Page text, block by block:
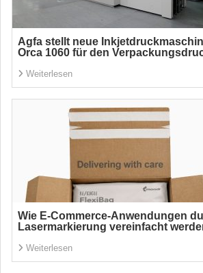
Agfa stellt neue
Orca 1060 für den
Weiterlesen
Wie E-Commerce-Anwendungen
Lasermarkierung vereinfacht
Weiterlesen